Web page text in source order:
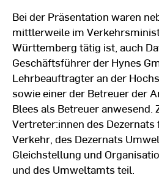
Bei der Präsentation waren
mittlerweile im
Württemberg tätig ist, auch
Geschäftsführer der Hynes
Lehrbeauftragter an der
sowie einer der Betreuer der
Blees als Betreuer anwesend.
Vertreter:innen des Dezernats
Verkehr, des Dezernats
Gleichstellung und
und des Umweltamts teil.